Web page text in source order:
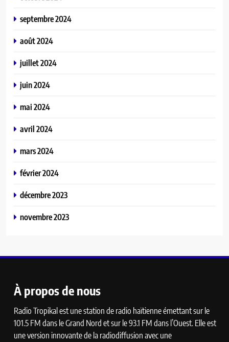
septembre 2024
août 2024
juillet 2024
juin 2024
mai 2024
avril 2024
mars 2024
février 2024
décembre 2023
novembre 2023
À propos de nous
Radio Tropikal est une station de radio haïtienne émettant sur le
101.5 FM dans le Grand Nord et sur le 93.1 FM dans l’Ouest. Elle est
une version innovante de la radiodiffusion avec une